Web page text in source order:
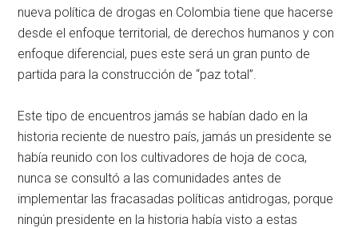
nueva política de drogas en Colombia tiene que hacerse
desde el enfoque territorial, de derechos humanos y con
enfoque diferencial, pues este será un gran punto de
partida para la construcción de “paz total”.
Este tipo de encuentros jamás se habían dado en la
historia reciente de nuestro país, jamás un presidente se
había reunido con los cultivadores de hoja de coca,
nunca se consultó a las comunidades antes de
implementar las fracasadas políticas antidrogas, porque
ningún presidente en la historia había visto a estas